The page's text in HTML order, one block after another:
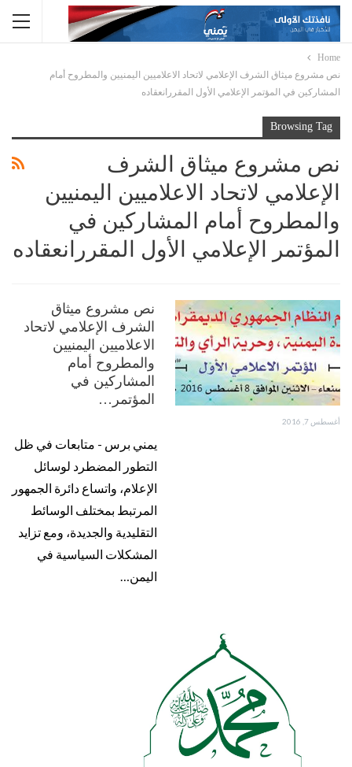
Home
نص مشروع ميثاق الشرف الإعلامي لاتحاد الاعلاميين اليمنيين والمطروح أمام
المشاركين في المؤتمر الإعلامي الأول المقررانعقاده
Browsing Tag
نص مشروع ميثاق الشرف
الإعلامي لاتحاد الاعلاميين اليمنيين
والمطروح أمام المشاركين في
المؤتمر الإعلامي الأول المقررانعقاده
نص مشروع ميثاق
الشرف الإعلامي لاتحاد
الاعلاميين اليمنيين
والمطروح أمام
المشاركين في
المؤتمر…
أغسطس 7, 2016
يمني برس - متابعات في ظل
التطور المضطرد لوسائل
الإعلام، واتساع دائرة الجمهور
المرتبط بمختلف الوسائط
التقليدية والجديدة، ومع تزايد
المشكلات السياسية في
اليمن…